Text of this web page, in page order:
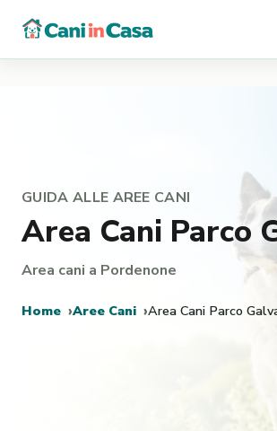
contenuto
GUIDA ALLE AREE CANI
Area Cani Parco
Area cani a Pordenone
Home Aree Cani Area Cani Parco